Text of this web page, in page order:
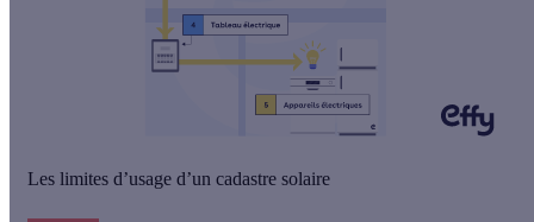
Les limites d’usage d’un cadastre solaire